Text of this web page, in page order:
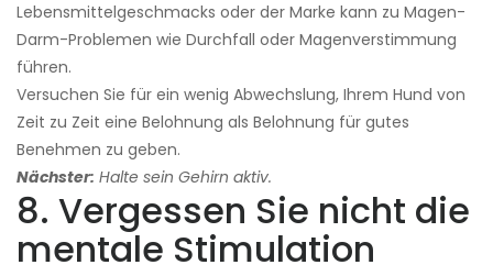
Lebensmittelgeschmacks oder der Marke kann zu Magen-
Darm-Problemen wie Durchfall oder Magenverstimmung
führen.
Versuchen Sie für ein wenig Abwechslung, Ihrem Hund von
Zeit zu Zeit eine Belohnung als Belohnung für gutes
Benehmen zu geben.
Nächster: Halte sein Gehirn aktiv.
8. Vergessen Sie nicht die
mentale Stimulation